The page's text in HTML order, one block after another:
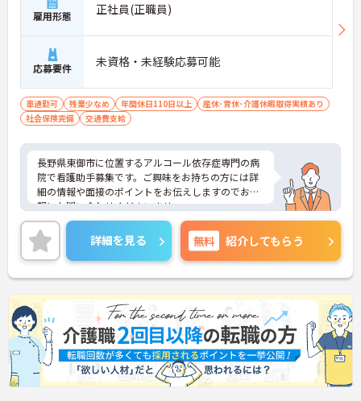
雇用形態 正社員(正職員)
応募要件 未資格・未経験応募可能
車通勤可 残業少なめ 年間休日110日以上
産休･育休･介護休暇取得実績あり
社会保険完備
交通費支給
長野県東御市に位置するアルコール依存症専門の病
院で看護助手募集です。ご興味をお持ちの方には詳
細の情報や面接のポイントをお伝えしますのでお気
軽にお問い合わせくださいませ。
詳細を見る 無料 紹介してもらう